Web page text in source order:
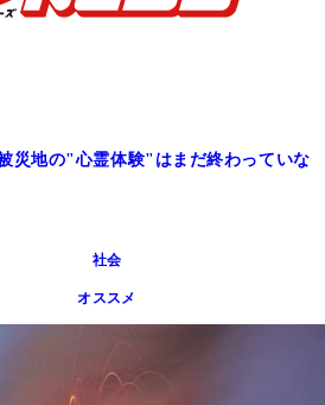
災地の"心霊体験"はまだ終わっていな
社会
オススメ